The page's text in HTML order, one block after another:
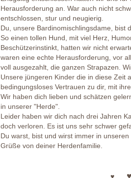
Herausforderung an. War auch nicht
entschlossen, stur und neugierig.
Du, unsere Bardinomischlingsdame, bist
So einen tollen Hund, mit viel Herz,
Beschützerinstinkt, hatten wir nicht
waren eine echte Herausforderung, vor
voll ausgezahlt, die ganzen Strapazen.
Unsere jüngeren Kinder die in diese Zeit
bedingungsloses Vertrauen zu dir, mit
Wir haben dich lieben und schätzen
in unserer "Herde".
Leider haben wir dich nach drei Jahren
doch verloren. Es ist uns sehr schwer
Du warst, bist und wirst immer in
Grüße von deiner Herdenfamilie.